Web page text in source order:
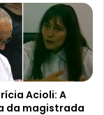
Acioli: A
da magistrada